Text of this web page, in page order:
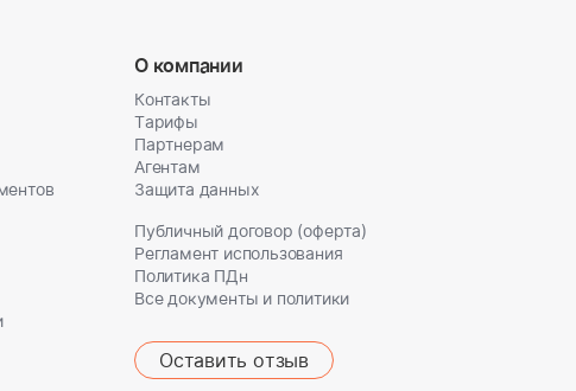
О компании
Контакты
Тарифы
Партнерам
Агентам
Защита данных
Публичный договор (оферта)
Регламент использования
Политика ПДн
Все документы и политики
Оставить отзыв